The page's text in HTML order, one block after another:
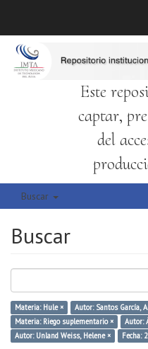
Este
captar,
del
Buscar
Buscar
Materia: Hule × Autor: Santos García,
Materia: Riego suplementario ×
Autor:
Autor: Unland Weiss, Helene ×
Fecha: